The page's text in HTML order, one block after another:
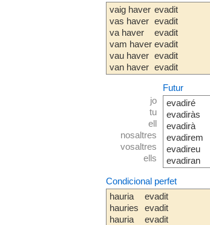
vaig haver
vas haver
va haver
vam haver
vau haver
van haver
evadit
evadit
evadit
evadit
evadit
evadit
jo
tu
ell
nosaltres
vosaltres
ells
Futur
evadiré
evadiràs
evadirà
evadirem
evadireu
evadiran
Condicional perfet
hauria
hauries
hauria
evadit
evadit
evadit